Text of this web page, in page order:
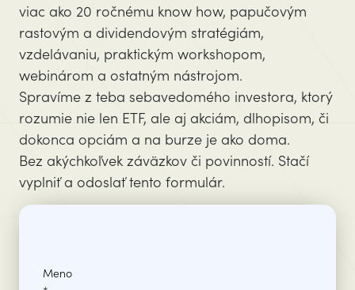
viac ako 20 ročnému know how, papučovým
rastovým a dividendovým stratégiám,
vzdelávaniu, praktickým workshopom,
webinárom a ostatným nástrojom.
Spravíme z teba sebavedomého investora, ktorý
rozumie nie len ETF, ale aj akciám, dlhopisom, či
dokonca opciám a na burze je ako doma.
Bez akýchkoľvek záväzkov či povinností. Stačí
vyplniť a odoslať tento formulár.
Meno